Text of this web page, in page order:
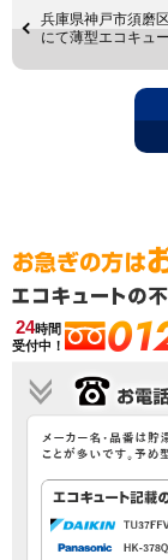
兵庫県神戸市須磨
にて薄型エコキュ
24時間
受付中！